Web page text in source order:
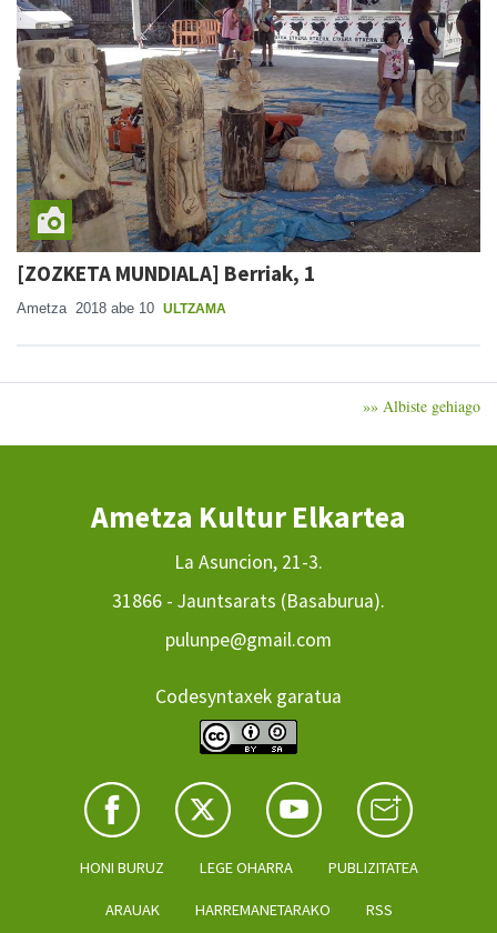
[ZOZKETA MUNDIALA] Berriak, 1
Ametza 2018 abe 10 ULTZAMA
»» Albiste gehiago
Ametza Kultur Elkartea
La Asuncion, 21-3.
31866 - Jauntsarats (Basaburua).
pulunpe@gmail.com
Codesyntaxek garatua
HONI BURUZ LEGE OHARRA PUBLIZITATEA
ARAUAK HARREMANETARAKO RSS